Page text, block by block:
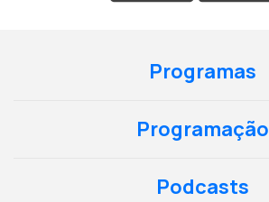
Programas
Programação
Podcasts